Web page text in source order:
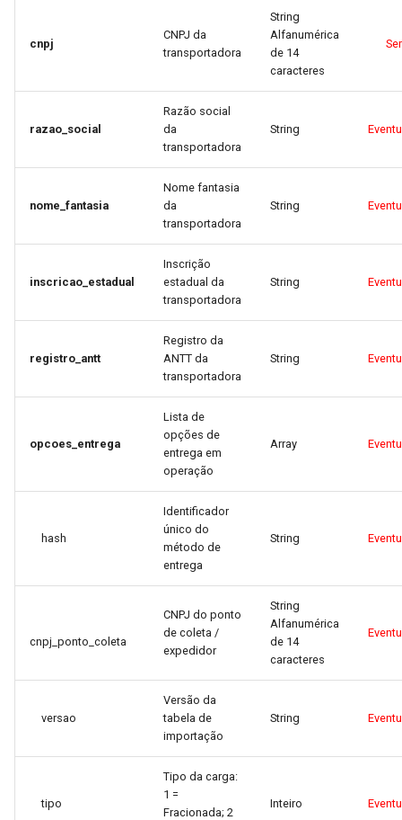
cnpj
CNPJ da
transportadora
String
Alfanumérica
de 14
caracteres
razao_social
Razão social
da
transportadora
String
nome_fantasia
Nome fantasia
da
transportadora
String
inscricao_estadual
Inscrição
estadual da
transportadora
String
registro_antt
Registro da
ANTT da
transportadora
String
opcoes_entrega
Lista de
opções de
entrega em
operação
Array
hash
Identificador
único do
método de
entrega
String
cnpj_ponto_coleta
CNPJ do ponto
de coleta /
expedidor
String
Alfanumérica
de 14
caracteres
versao
Versão da
tabela de
importação
String
tipo
Tipo da carga:
1 =
Fracionada; 2
Inteiro